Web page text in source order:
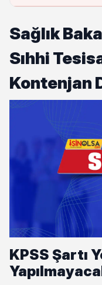
Sağlık
Sıhhi
Kontenjan
KPSS Şartı